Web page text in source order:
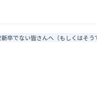
卒でない皆さんへ（もしくはそう